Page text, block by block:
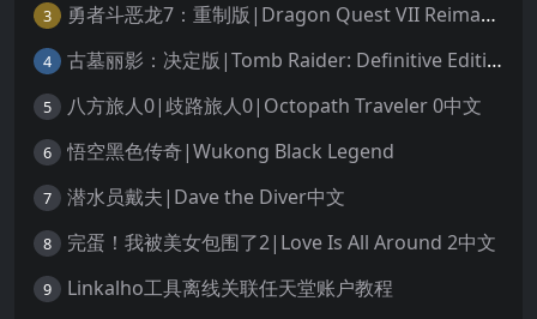
3 勇者斗恶龙7：重制版|Dragon Quest VII Reimagined中文
4 古墓丽影：决定版|Tomb Raider: Definitive Edition中文
5 八方旅人0|歧路旅人0|Octopath Traveler 0中文
6 悟空黑色传奇|Wukong Black Legend
7 潜水员戴夫|Dave the Diver中文
8 完蛋！我被美女包围了2|Love Is All Around 2中文
9 Linkalho工具离线关联任天堂账户教程